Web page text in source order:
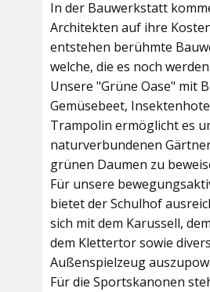
In der Bauwerkstatt
Architekten auf ihre
entstehen berühmte
welche, die es noch
Unsere "Grüne Oase" mit
Gemüsebeet,
Trampolin ermöglicht es
naturverbundenen
grünen Daumen zu
Für unsere
bietet derSchulhof
sich mit dem Karussell,
dem Klettertor sowie
Außenspielzeug
Für die Sportskanonen